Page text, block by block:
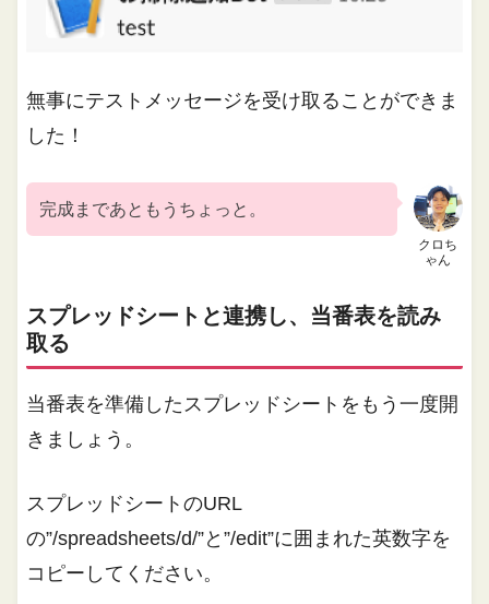
無事にテストメッセージを受け取ることができま
した！
クロち
ゃん
完成まであともうちょっと。
スプレッドシートと連携し、当番表を読み
取る
当番表を準備したスプレッドシートをもう一度開
きましょう。
スプレッドシートのURL
の”/spreadsheets/d/”と”/edit”に囲まれた英数字を
コピーしてください。